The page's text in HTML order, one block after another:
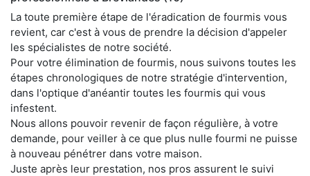
La toute première étape de l'éradication de fourmis vous
revient, car c'est à vous de prendre la décision d'appeler
les spécialistes de notre société.
Pour votre élimination de fourmis, nous suivons toutes les
étapes chronologiques de notre stratégie d'intervention,
dans l'optique d'anéantir toutes les fourmis qui vous
infestent.
Nous allons pouvoir revenir de façon régulière, à votre
demande, pour veiller à ce que plus nulle fourmi ne puisse
à nouveau pénétrer dans votre maison.
Juste après leur prestation, nos pros assurent le suivi